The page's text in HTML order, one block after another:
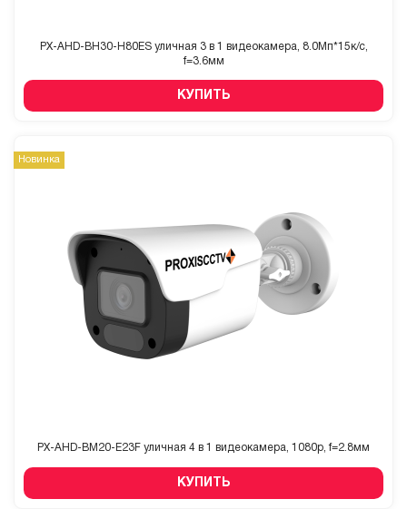
PX-AHD-BH30-H80ES уличная 3 в 1 видеокамера, 8.0Мп*15к/с,
f=3.6мм
КУПИТЬ
Новинка
PX-AHD-BM20-E23F уличная 4 в 1 видеокамера, 1080p, f=2.8мм
КУПИТЬ